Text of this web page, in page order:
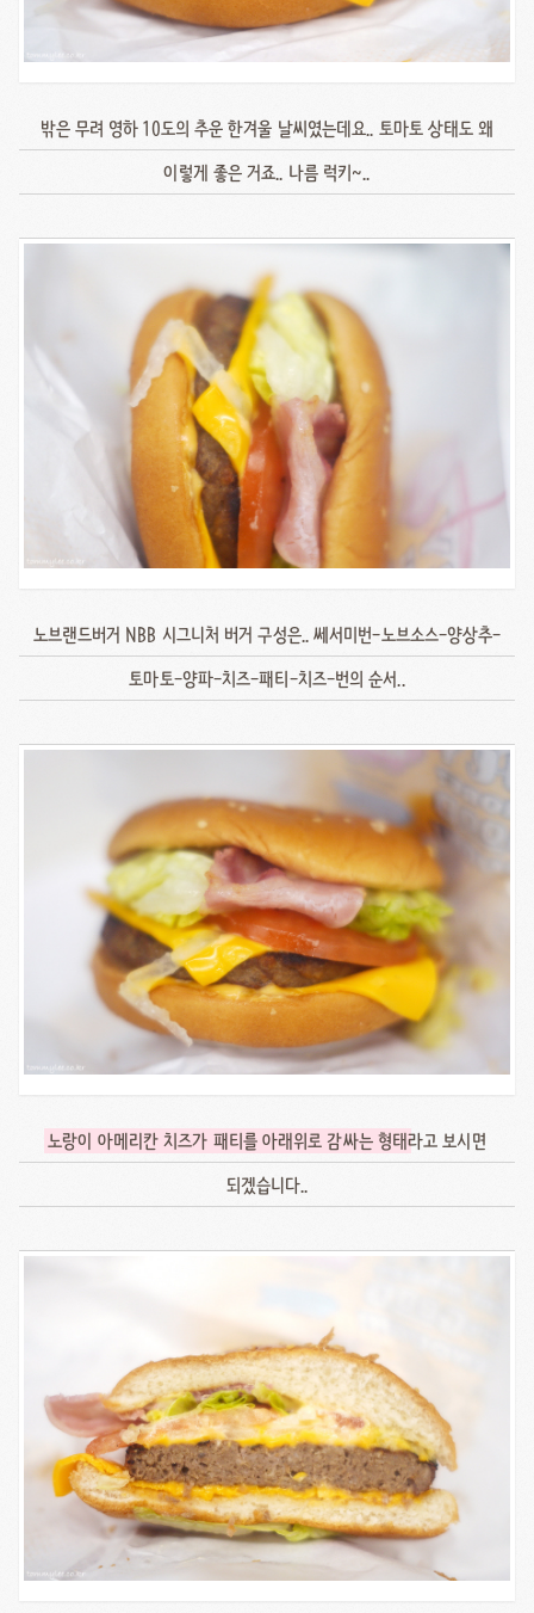
밖은 무려 영하 10도의 추운 한겨울 날씨였는데요.. 토마토 상태도 왜
이렇게 좋은 거죠.. 나름 럭키~..
노브랜드버거 NBB 시그니처 버거 구성은.. 쎄서미번-노브소스-양상추-
토마토-양파-치즈-패티-치즈-번의 순서..
노랑이 아메리칸 치즈가 패티를 아래위로 감싸는 형태라고 보시면
되겠습니다..